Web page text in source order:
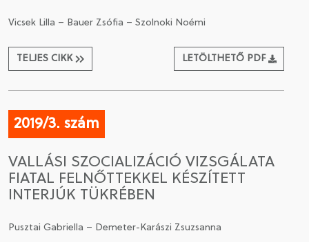
Vicsek Lilla – Bauer Zsófia – Szolnoki Noémi
TELJES CIKK LETÖLTHETŐ PDF
2019/3. szám
VALLÁSI SZOCIALIZÁCIÓ VIZSGÁLATA
FIATAL FELNŐTTEKKEL KÉSZÍTETT
INTERJÚK TÜKRÉBEN
Pusztai Gabriella – Demeter-Karászi Zsuzsanna